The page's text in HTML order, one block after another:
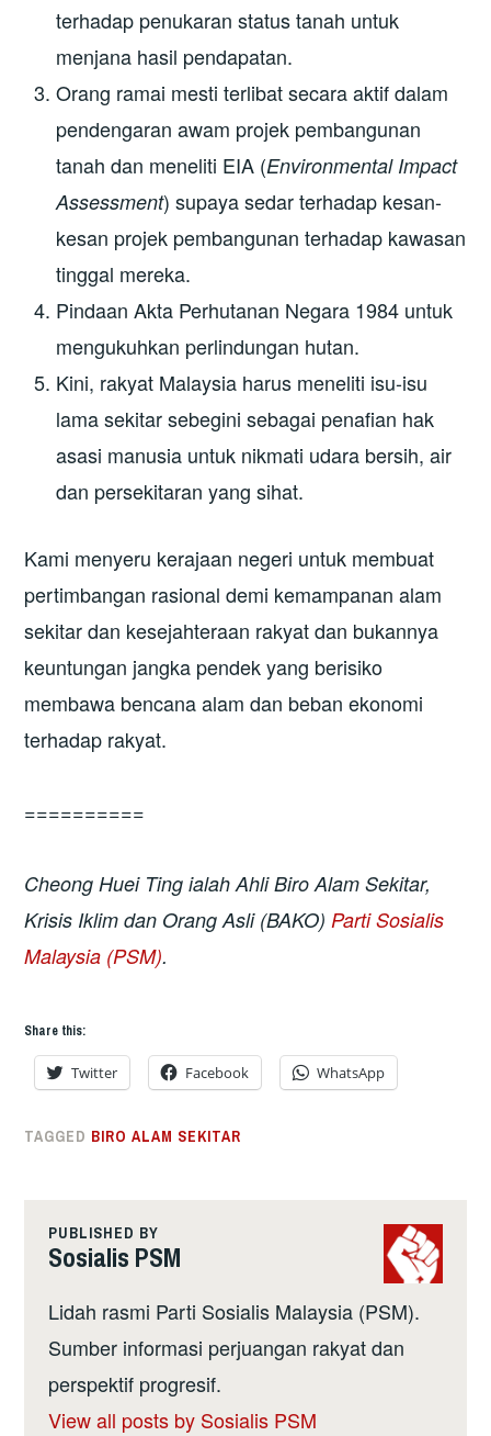
terhadap penukaran status tanah untuk
menjana hasil pendapatan.
Orang ramai mesti terlibat secara aktif dalam
pendengaran awam projek pembangunan
tanah dan meneliti EIA (Environmental Impact
Assessment) supaya sedar terhadap kesan-
kesan projek pembangunan terhadap kawasan
tinggal mereka.
Pindaan Akta Perhutanan Negara 1984 untuk
mengukuhkan perlindungan hutan.
Kini, rakyat Malaysia harus meneliti isu-isu
lama sekitar sebegini sebagai penafian hak
asasi manusia untuk nikmati udara bersih, air
dan persekitaran yang sihat.
Kami menyeru kerajaan negeri untuk membuat
pertimbangan rasional demi kemampanan alam
sekitar dan kesejahteraan rakyat dan bukannya
keuntungan jangka pendek yang berisiko
membawa bencana alam dan beban ekonomi
terhadap rakyat.
==========
Cheong Huei Ting ialah Ahli Biro Alam Sekitar,
Krisis Iklim dan Orang Asli (BAKO)Parti Sosialis
Malaysia (PSM).
Share this:
Twitter Facebook WhatsApp
TAGGED BIRO ALAM SEKITAR
PUBLISHED BY
Sosialis PSM
Lidah rasmi Parti Sosialis Malaysia (PSM).
Sumber informasi perjuangan rakyat dan
perspektif progresif.
View all posts by Sosialis PSM